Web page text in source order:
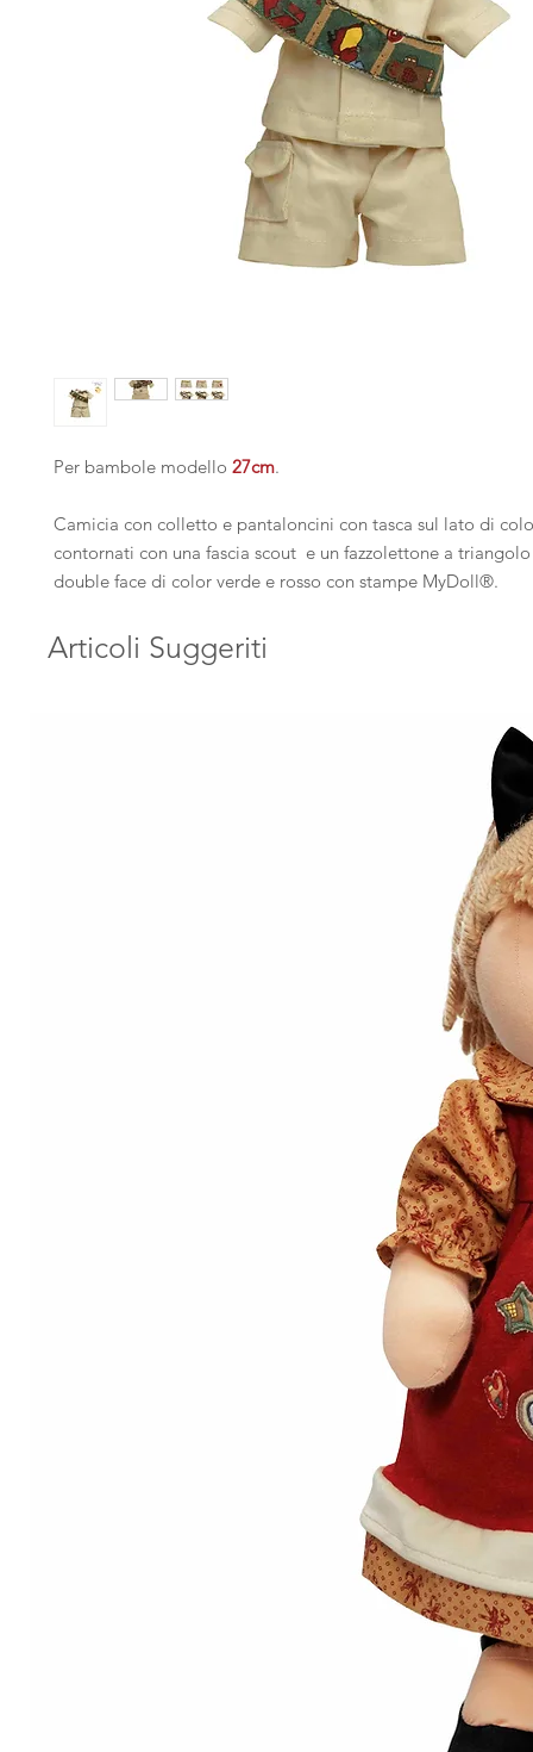
Per bambole modello 27cm.
Camicia con colletto e pantaloncini con tasca sul lato di
contornati con una fascia scout e un fazzolettone a
double face di color verde e rosso con stampe MyDoll®.
Articoli Suggeriti